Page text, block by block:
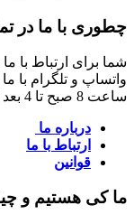
چطوری با ما در
واتساپ و تلگرام با
ساعت 8 صبح تا 4 بعد از ظهر پاسخگوی کاربران عزیز می باشیم
درباره ما
ارتباط با ما
قوانین
ما کی هستیم و